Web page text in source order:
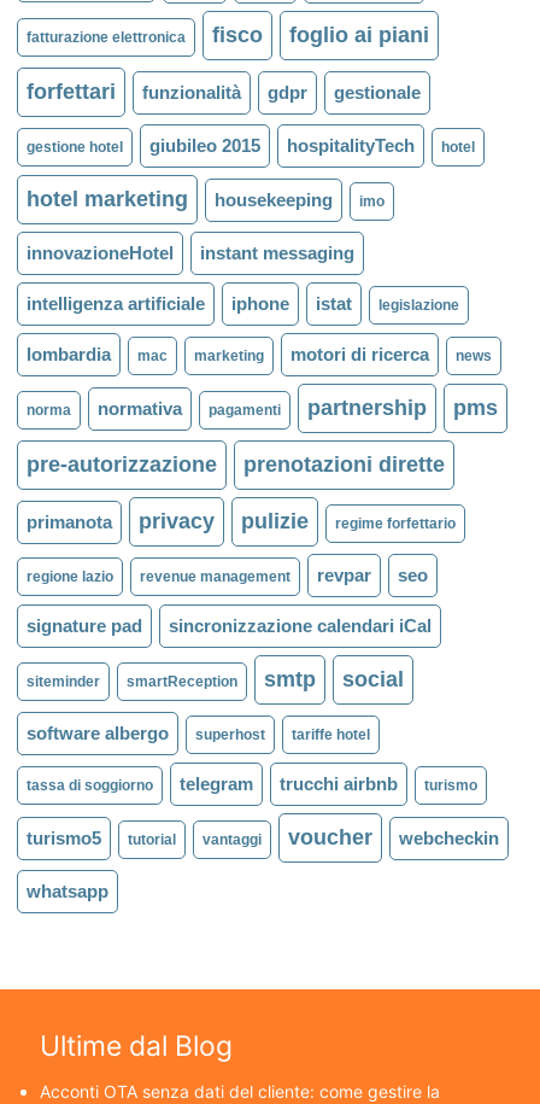
fatturazione elettronica fisco foglio ai piani
forfettari funzionalità gdpr gestionale
gestione hotel giubileo 2015 hospitalityTech hotel
hotel marketing housekeeping imo
innovazioneHotel instant messaging
intelligenza artificiale iphone istat legislazione
lombardia mac marketing motori di ricerca news
norma normativa pagamenti partnership pms
pre-autorizzazione prenotazioni dirette
primanota privacy pulizie regime forfettario
regione lazio revenue management revpar seo
signature pad sincronizzazione calendari iCal
siteminder smartReception smtp social
software albergo superhost tariffe hotel
tassa di soggiorno telegram trucchi airbnb turismo
turismo5 tutorial vantaggi voucher webcheckin
whatsapp
Ultime dal Blog
Acconti OTA senza dati del cliente: come gestire la